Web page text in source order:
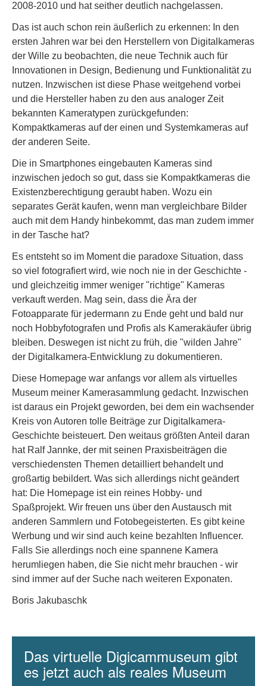
2008-2010 und hat seither deutlich nachgelassen.
Das ist auch schon rein äußerlich zu erkennen: In den
ersten Jahren war bei den Herstellern von Digitalkameras
der Wille zu beobachten, die neue Technik auch für
Innovationen in Design, Bedienung und Funktionalität zu
nutzen. Inzwischen ist diese Phase weitgehend vorbei
und die Hersteller haben zu den aus analoger Zeit
bekannten Kameratypen zurückgefunden:
Kompaktkameras auf der einen und Systemkameras auf
der anderen Seite.
Die in Smartphones eingebauten Kameras sind
inzwischen jedoch so gut, dass sie Kompaktkameras die
Existenzberechtigung geraubt haben. Wozu ein
separates Gerät kaufen, wenn man vergleichbare Bilder
auch mit dem Handy hinbekommt, das man zudem immer
in der Tasche hat?
Es entsteht so im Moment die paradoxe Situation, dass
so viel fotografiert wird, wie noch nie in der Geschichte -
und gleichzeitig immer weniger "richtige" Kameras
verkauft werden. Mag sein, dass die Ära der
Fotoapparate für jedermann zu Ende geht und bald nur
noch Hobbyfotografen und Profis als Kamerakäufer übrig
bleiben. Deswegen ist nicht zu früh, die "wilden Jahre"
der Digitalkamera-Entwicklung zu dokumentieren.
Diese Homepage war anfangs vor allem als virtuelles
Museum meiner Kamerasammlung gedacht. Inzwischen
ist daraus ein Projekt geworden, bei dem ein wachsender
Kreis von Autoren tolle Beiträge zur Digitalkamera-
Geschichte beisteuert. Den weitaus größten Anteil daran
hat Ralf Jannke, der mit seinen Praxisbeiträgen die
verschiedensten Themen detailliert behandelt und
großartig bebildert. Was sich allerdings nicht geändert
hat: Die Homepage ist ein reines Hobby- und
Spaßprojekt. Wir freuen uns über den Austausch mit
anderen Sammlern und Fotobegeisterten. Es gibt keine
Werbung und wir sind auch keine bezahlten Influencer.
Falls Sie allerdings noch eine spannene Kamera
herumliegen haben, die Sie nicht mehr brauchen - wir
sind immer auf der Suche nach weiteren Exponaten.
Boris Jakubaschk
Das virtuelle Digicammuseum gibt
es jetzt auch als reales Museum